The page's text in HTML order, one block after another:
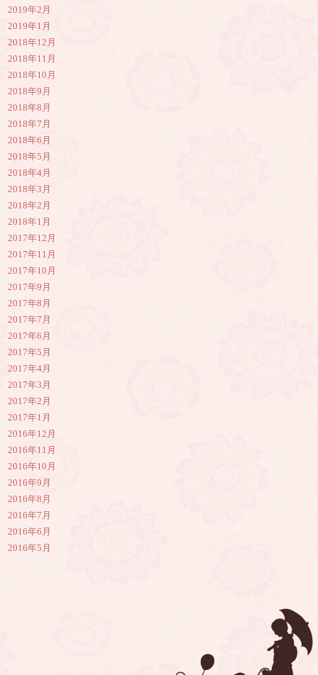
2019年2月
2019年1月
2018年12月
2018年11月
2018年10月
2018年9月
2018年8月
2018年7月
2018年6月
2018年5月
2018年4月
2018年3月
2018年2月
2018年1月
2017年12月
2017年11月
2017年10月
2017年9月
2017年8月
2017年7月
2017年6月
2017年5月
2017年4月
2017年3月
2017年2月
2017年1月
2016年12月
2016年11月
2016年10月
2016年9月
2016年8月
2016年7月
2016年6月
2016年5月